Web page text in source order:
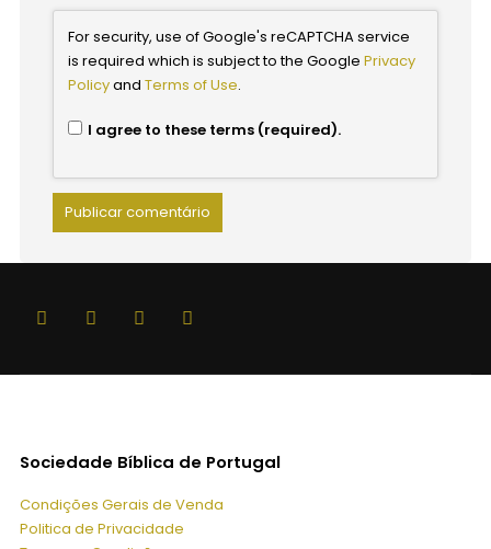
For security, use of Google's reCAPTCHA service
is required which is subject to the Google Privacy
Policyand Terms of Use.
I agree to these terms (required).
Sociedade Bíblica de Portugal
Condições Gerais de Venda
Politica de Privacidade